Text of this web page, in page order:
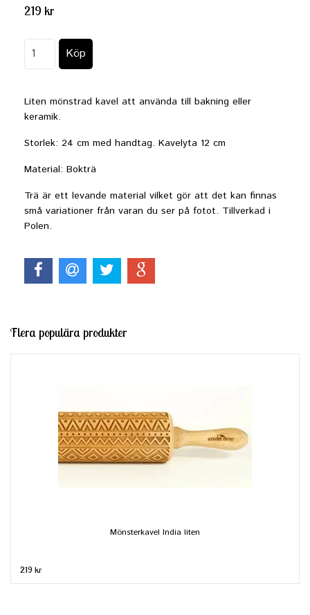
219 kr
Liten mönstrad kavel att använda till bakning eller
keramik.
Storlek: 24 cm med handtag. Kavelyta 12 cm
Material: Bokträ
Trä är ett levande material vilket gör att det kan finnas
små variationer från varan du ser på fotot. Tillverkad i
Polen.
Flera populära produkter
Mönsterkavel India liten
219 kr